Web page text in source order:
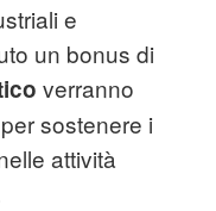
e
un bonus di
verranno
sostenere i
attività